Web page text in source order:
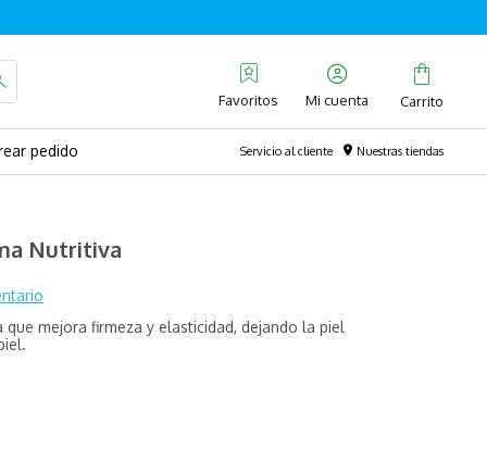
Favoritos
pedido Servicio al cliente Nuestras tiendas
Nutritiva
mejora firmeza y elasticidad, dejando la piel